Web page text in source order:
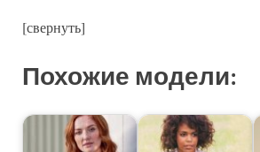
[свернуть]
Похожие модели: